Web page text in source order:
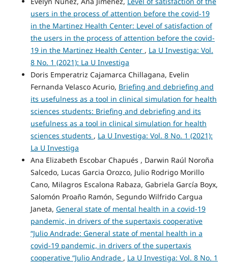
users in the process of attention before the covid-19
in the Martinez Health Center: Level of satisfaction of
the users in the process of attention before the covid-
19 in the Martinez Health Center , La U Investiga: Vol.
8 No. 1 (2021): La U Investiga
Doris Emperatriz Cajamarca Chillagana, Evelin
Fernanda Velasco Acurio, Briefing and debriefing and
its usefulness as a tool in clinical simulation for health
sciences students: Briefing and debriefing and its
usefulness as a tool in clinical simulation for health
sciences students , La U Investiga: Vol. 8 No. 1 (2021):
La U Investiga
Ana Elizabeth Escobar Chapués , Darwin Raúl Noroña
Salcedo, Lucas Garcia Orozco, Julio Rodrigo Morillo
Cano, Milagros Escalona Rabaza, Gabriela García Boyx,
Salomón Proaño Ramón, Segundo Wilfrido Cargua
Janeta, General state of mental health in a covid-19
pandemic, in drivers of the supertaxis cooperative
“Julio Andrade: General state of mental health in a
covid-19 pandemic, in drivers of the supertaxis
cooperative “Julio Andrade , La U Investiga: Vol. 8 No. 1